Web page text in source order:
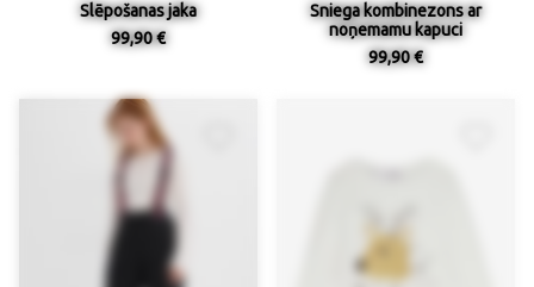
Slēpošanas jaka
99,90 €
Sniega kombinezons ar
noņemamu kapuci
99,90 €